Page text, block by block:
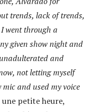
trends, lack of trends,
went through a
given show night and
and
not letting myself
and used my voice
une petite heure,